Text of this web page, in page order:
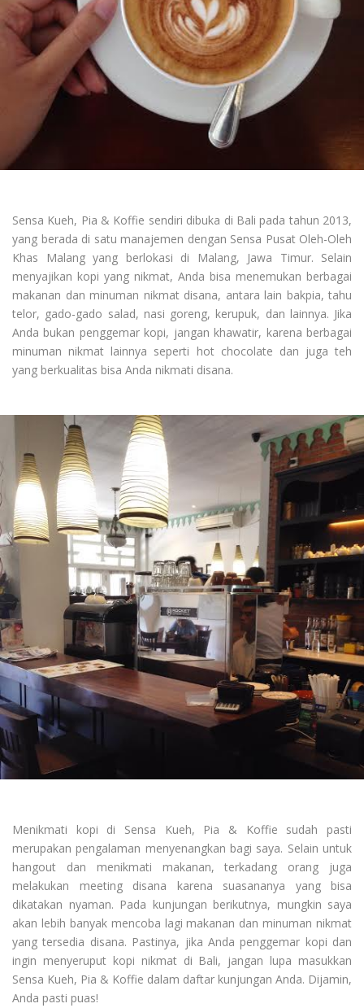
Sensa Kueh, Pia & Koffie sendiri dibuka di Bali pada tahun 2013,
yang berada di satu manajemen dengan Sensa Pusat Oleh-Oleh
Khas Malang yang berlokasi di Malang, Jawa Timur. Selain
menyajikan kopi yang nikmat, Anda bisa menemukan berbagai
makanan dan minuman nikmat disana, antara lain bakpia, tahu
telor, gado-gado salad, nasi goreng, kerupuk, dan lainnya. Jika
Anda bukan penggemar kopi, jangan khawatir, karena berbagai
minuman nikmat lainnya seperti hot chocolate dan juga teh
yang berkualitas bisa Anda nikmati disana.
Menikmati kopi di Sensa Kueh, Pia & Koffie sudah pasti
merupakan pengalaman menyenangkan bagi saya. Selain untuk
hangout dan menikmati makanan, terkadang orang juga
melakukan meeting disana karena suasananya yang bisa
dikatakan nyaman. Pada kunjungan berikutnya, mungkin saya
akan lebih banyak mencoba lagi makanan dan minuman nikmat
yang tersedia disana. Pastinya, jika Anda penggemar kopi dan
ingin menyeruput kopi nikmat di Bali, jangan lupa masukkan
Sensa Kueh, Pia & Koffie dalam daftar kunjungan Anda. Dijamin,
Anda pasti puas!